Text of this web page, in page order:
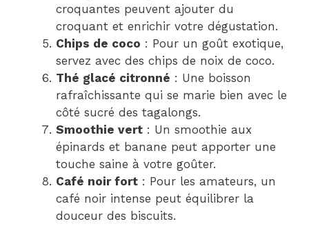
croquantes peuvent ajouter du
croquant et enrichir votre dégustation.
Chips de coco : Pour un goût exotique,
servez avec des chips de noix de coco.
Thé glacé citronné : Une boisson
rafraîchissante qui se marie bien avec le
côté sucré des tagalongs.
Smoothie vert : Un smoothie aux
épinards et banane peut apporter une
touche saine à votre goûter.
Café noir fort : Pour les amateurs, un
café noir intense peut équilibrer la
douceur des biscuits.